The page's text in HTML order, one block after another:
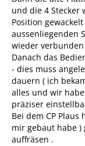
und die 4 Stecker
Position
aussenliegenden
wieder
Danach das
- dies muss
dauern ( ich
alles und wir
präziser
Bei dem CP
mir gebaut habe
auffräsen .